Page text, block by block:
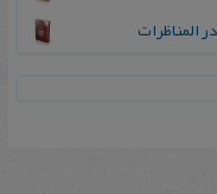
المناظرات